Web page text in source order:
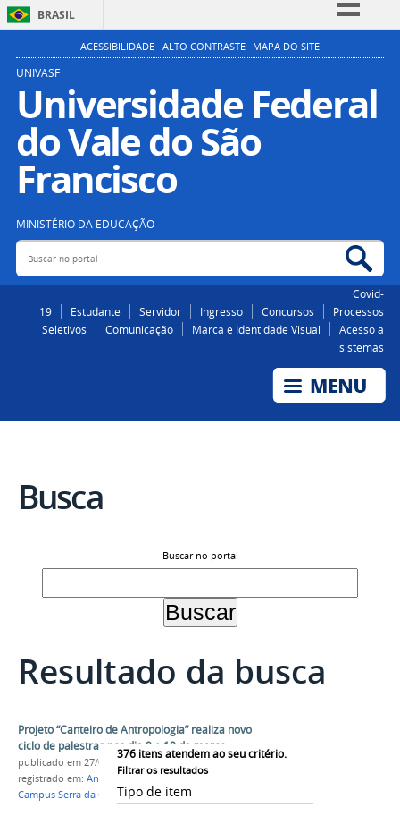
BRASIL
Simplifique!
Participe
Acesso à informação
Legislação
ACESSIBILIDADE ALTO CONTRASTE MAPA DO SITE
UNIVASF
Universidade Federal
do Vale do São
Francisco
MINISTÉRIO DA EDUCAÇÃO
Buscar no portal
Covid-
19
Estudante Servidor Ingresso Concursos
Processos
Seletivos
Comunicação Marca e Identidade Visual
Acesso a
sistemas
Busca
Buscar no portal
Resultado da busca
376 itens atendem ao seu critério.
Filtrar os resultados
Tipo de item
Projeto “Canteiro de Antropologia” realiza novo
ciclo de palestras nos dia 9 e 10 de março
publicado em 27/02/2023
registrado em: Antropologia ,CANT,Extensão
Campus Serra da Capivara